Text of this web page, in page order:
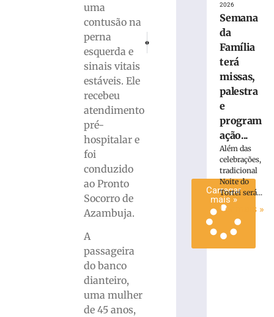
uma
contusão na
perna
esquerda e
sinais vitais
estáveis. Ele
recebeu
atendimento
pré-
hospitalar e
foi
conduzido
ao Pronto
Socorro de
Azambuja.
A
passageira
do banco
dianteiro,
uma mulher
de 45 anos,
Hoje tem Vila Nova e Brusque
Motociclista fica ferido após colisão no
margens
VÍDEO
Carregar
mais »
2026
Semana
da
Família
terá
missas,
palestra
e
program
ação...
Além das
celebrações,
tradicional
Noite do
Tortei será...
Ler mais »